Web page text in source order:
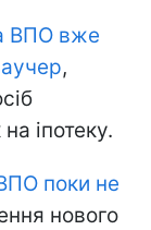
ВПО вже
,
іпотеку.
поки не
нового